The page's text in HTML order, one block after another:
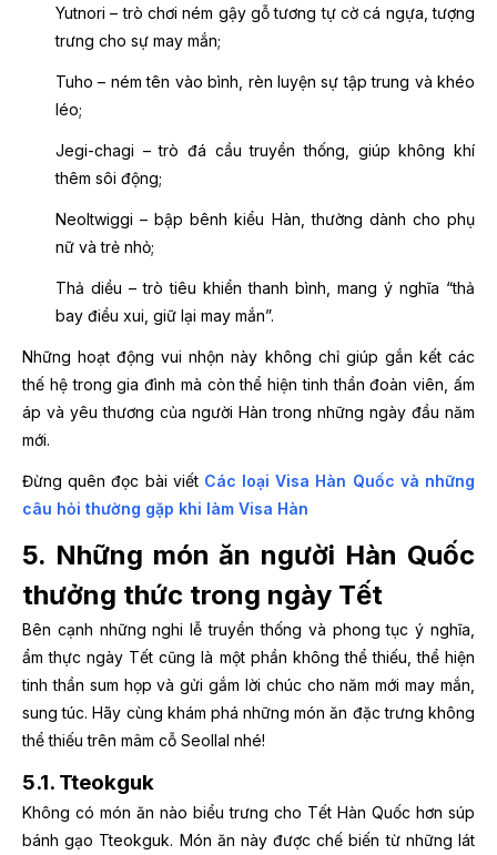
Yutnori – trò chơi ném gậy gỗ tương tự cờ cá ngựa, tượng
trưng cho sự may mắn;
Tuho – ném tên vào bình, rèn luyện sự tập trung và khéo
léo;
Jegi-chagi – trò đá cầu truyền thống, giúp không khí
thêm sôi động;
Neoltwiggi – bập bênh kiểu Hàn, thường dành cho phụ
nữ và trẻ nhỏ;
Thả diều – trò tiêu khiển thanh bình, mang ý nghĩa “thả
bay điều xui, giữ lại may mắn”.
Những hoạt động vui nhộn này không chỉ giúp gắn kết các
thế hệ trong gia đình mà còn thể hiện tinh thần đoàn viên, ấm
áp và yêu thương của người Hàn trong những ngày đầu năm
mới.
Đừng quên đọc bài viết Các loại Visa Hàn Quốc và những
câu hỏi thường gặp khi làm Visa Hàn
5. Những món ăn người Hàn Quốc
thưởng thức trong ngày Tết
Bên cạnh những nghi lễ truyền thống và phong tục ý nghĩa,
ẩm thực ngày Tết cũng là một phần không thể thiếu, thể hiện
tinh thần sum họp và gửi gắm lời chúc cho năm mới may mắn,
sung túc. Hãy cùng khám phá những món ăn đặc trưng không
thể thiếu trên mâm cỗ Seollal nhé!
5.1. Tteokguk
Không có món ăn nào biểu trưng cho Tết Hàn Quốc hơn súp
bánh gạo Tteokguk. Món ăn này được chế biến từ những lát